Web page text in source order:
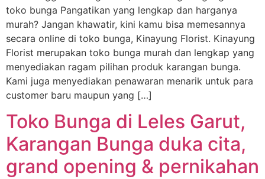
toko bunga Pangatikan yang lengkap dan harganya
murah? Jangan khawatir, kini kamu bisa memesannya
secara online di toko bunga, Kinayung Florist. Kinayung
Florist merupakan toko bunga murah dan lengkap yang
menyediakan ragam pilihan produk karangan bunga.
Kami juga menyediakan penawaran menarik untuk para
customer baru maupun yang […]
Toko Bunga di Leles Garut,
Karangan Bunga duka cita,
grand opening & pernikahan